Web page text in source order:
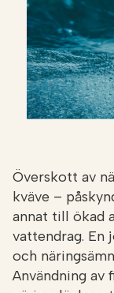
Överskott av
kväve –
annat till ökad
vattendrag. En
och
Användning